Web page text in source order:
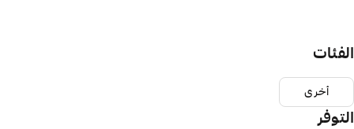
الفئات
أخرى
التوفر